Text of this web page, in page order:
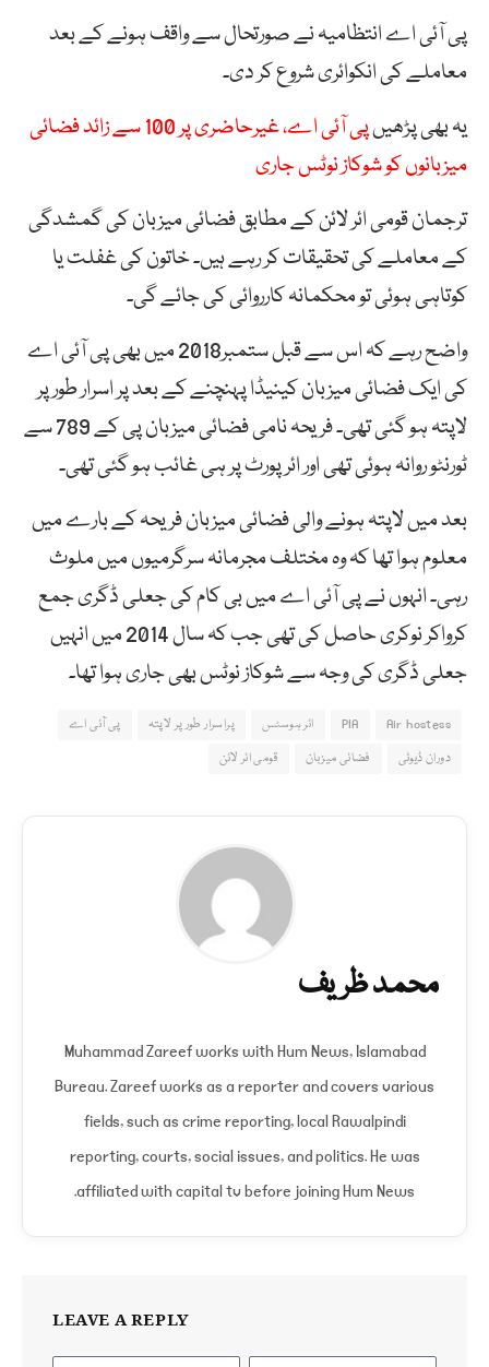
پی آئی اے انتظامیہ نے صورتحال سے واقف ہونے کے بعد
معاملے کی انکوائری شروع کر دی۔
یہ بھی پڑھیں
پی آئی اے، غیرحاضری پر 100 سے زائد فضائی
میزبانوں کو شوکاز نوٹس جاری
ترجمان قومی ائر لائن کے مطابق فضائی میزبان کی گمشدگی
کے معاملے کی تحقیقات کر رہے ہیں۔ خاتون کی غفلت یا
کوتاہی ہوئی تو محکمانہ کارروائی کی جائے گی۔
واضح رہے کہ اس سے قبل ستمبر2018 میں بھی پی آئی اے
کی ایک فضائی میزبان کینیڈا پہنچنے کے بعد پر اسرار طور پر
لاپتہ ہو گئی تھی۔ فریحہ نامی فضائی میزبان پی کے 789 سے
ٹورنٹو روانہ ہوئی تھی اور ائر پورٹ پر ہی غائب ہو گئی تھی۔
بعد میں لاپتہ ہونے والی فضائی میزبان فریحہ کے بارے میں
معلوم ہوا تھا کہ وہ مختلف مجرمانہ سرگرمیوں میں ملوث
رہی۔ انہوں نے پی آئی اے میں بی کام کی جعلی ڈگری جمع
کرواکر نوکری حاصل کی تھی جب کہ سال 2014 میں انہیں
جعلی ڈگری کی وجہ سے شوکاز نوٹس بھی جاری ہوا تھا۔
Air hostess
PIA ائر ہوسٹس پراسرار طور پر لاپتہ
پی آئی اے
دوران ڈیوٹی
فضائی میزبان قومی ائر لائن
محمد ظریف
Muhammad Zareef works with Hum News, Islamabad
Bureau. Zareef works as a reporter and covers various
fields, such as crime reporting, local Rawalpindi
reporting, courts, social issues, and politics. He was
affiliated with capital tv before joining Hum News.
LEAVE A REPLY